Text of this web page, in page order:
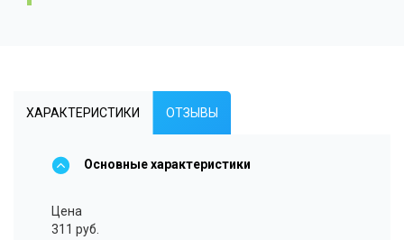
ХАРАКТЕРИСТИКИ ОТЗЫВЫ
Основные характеристики
Цена
311 руб.